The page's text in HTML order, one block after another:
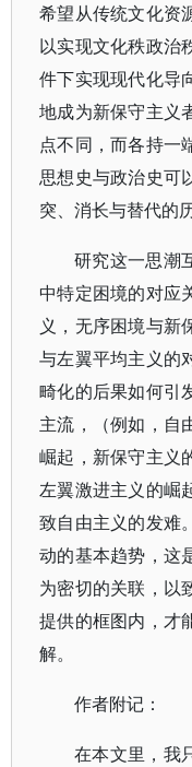
希望从传统文化资
以实现文化秩政治
件下实现现代化导
地成为新保守主义
点不同，而各持一
思想史与政治史可
突、消长与替代的历
研究这一思潮
中特定困境的对应
义，无序困境与新
与左翼平均主义的
畸化的后果如何引
主流，（例如，自
崛起，新保守主义
左翼激进主义的崛
致自由主义的发难
动的基本趋势，这
为密切的关联，以
提供的框图内，才
解。
作者附记：
在本文里，我